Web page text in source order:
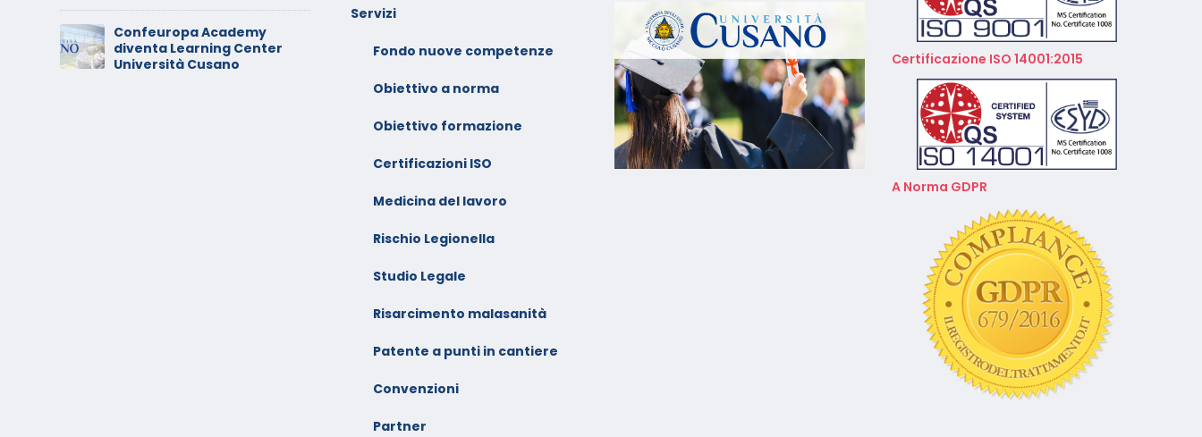
Confeuropa Academy
diventa Learning Center
Università Cusano
Servizi
Fondo nuove competenze
Obiettivo a norma
Obiettivo formazione
Certificazioni ISO
Medicina del lavoro
Rischio Legionella
Studio Legale
Risarcimento malasanità
Patente a punti in cantiere
Convenzioni
Partner
Videoconferenza Gennaio –
Calendario Corsi
Videoconferenza Gennaio –
Febbraio 2026
Certificazione ISO 14001:2015
A Norma GDPR